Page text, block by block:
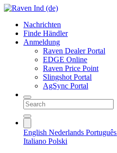
Nachrichten
Finde Händler
Anmeldung
Raven Dealer Portal
EDGE Online
Raven Price Point
Slingshot Portal
AgSync Portal
English Nederlands Português
Italiano Polski